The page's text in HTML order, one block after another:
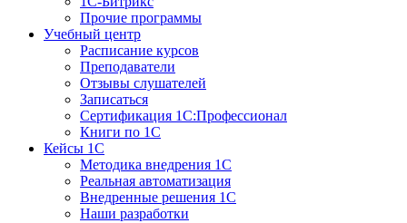
Прочие программы
Учебный центр
Расписание курсов
Преподаватели
Отзывы слушателей
Записаться
Сертификация 1С:Профессионал
Книги по 1С
Кейсы 1С
Методика внедрения 1С
Реальная автоматизация
Внедренные решения 1С
Наши разработки